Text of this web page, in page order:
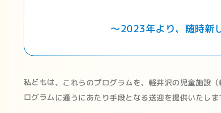
～2023年より、随時新
私どもは、これらのプログラムを、軽井沢の児童施設
ログラムに通うにあたり手段となる送迎を提供いたしま